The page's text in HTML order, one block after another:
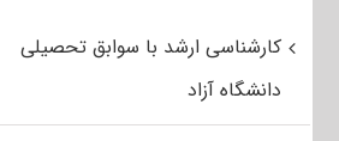
کارشناسی ارشد با سوابق تحصیلی
دانشگاه آزاد